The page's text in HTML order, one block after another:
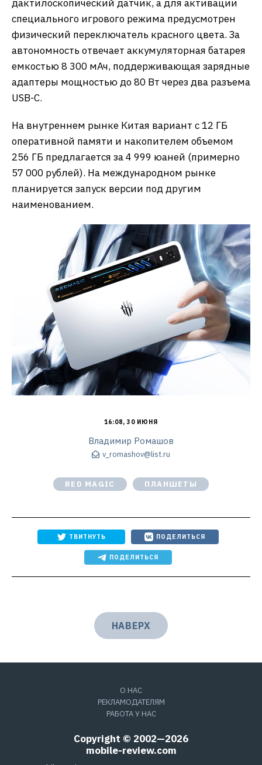
дактилоскопический датчик, а для активации
специального игрового режима предусмотрен
физический переключатель красного цвета. За
автономность отвечает аккумуляторная батарея
емкостью 8 300 мАч, поддерживающая зарядные
адаптеры мощностью до 80 Вт через два разъема
USB-C.
На внутреннем рынке Китая вариант с 12 ГБ
оперативной памяти и накопителем объемом
256 ГБ предлагается за 4 999 юаней (примерно
57 000 рублей). На международном рынке
планируется запуск версии под другим
наименованием.
16:08, 30 ИЮНЯ
Владимир Ромашов
v_romashov@list.ru
RED MAGIC ПЛАНШЕТЫ
ТВИТНУТЬ ПОДЕЛИТЬСЯ
ПОДЕЛИТЬСЯ
НАВЕРХ
О НАС
РЕКЛАМОДАТЕЛЯМ
РАБОТА У НАС
Copyright © 2002—2026
mobile-review.com